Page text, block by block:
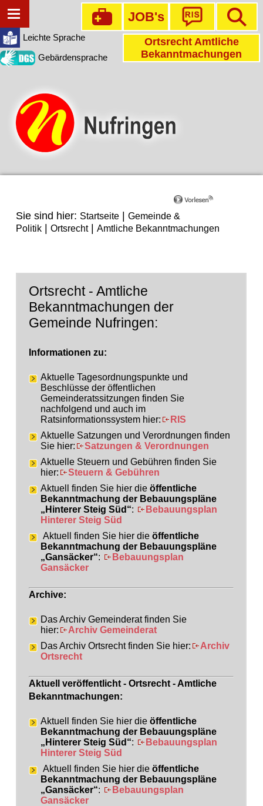
Leichte Sprache
Gebärdensprache
JOB's
Ortsrecht Amtliche
Bekanntmachungen
Sie sind hier: Startseite| Gemeinde &
Politik| Ortsrecht| Amtliche Bekanntmachungen
Ortsrecht - Amtliche
Bekanntmachungen der
Gemeinde Nufringen:
Informationen zu:
Aktuelle Tagesordnungspunkte und
Beschlüsse der öffentlichen
Gemeinderatssitzungen finden Sie
nachfolgend und auch im
Ratsinformationssystem hier:
RIS
Aktuelle Satzungen und Verordnungen finden
Sie hier:
Satzungen & Verordnungen
Aktuelle Steuern und Gebühren finden Sie
hier:
Steuern & Gebühren
Aktuell finden Sie hier die öffentliche
Bekanntmachung der Bebauungspläne
„Hinterer Steig Süd“:
Bebauungsplan
Hinterer Steig Süd
Aktuell finden Sie hier die öffentliche
Bekanntmachung der Bebauungspläne
„Gansäcker“:
Bebauungsplan
Gansäcker
Archive:
Das Archiv Gemeinderat finden Sie
hier:
Archiv Gemeinderat
Das Archiv Ortsrecht finden Sie hier:
Archiv
Ortsrecht
Aktuell veröffentlicht - Ortsrecht - Amtliche
Bekanntmachungen:
Aktuell finden Sie hier die öffentliche
Bekanntmachung der Bebauungspläne
„Hinterer Steig Süd“:
Bebauungsplan
Hinterer Steig Süd
Aktuell finden Sie hier die öffentliche
Bekanntmachung der Bebauungspläne
„Gansäcker“:
Bebauungsplan
Gansäcker